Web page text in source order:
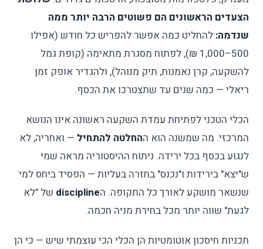
הצעדים הראשונים הם פשוטים הרבה יותר ממה
שנדמה: להחליט כמה אפשר להפריש כל חודש (אפילו
500–1,000 ₪), לפתוח מסגרת מתאימה (קופת גמל
להשקעה, קרן נאמנות, תיק מנוהל), ולהגדיר אופק זמן
ריאלי — כמה שנים עד שתצטרכו את הכסף.
הכלי הטכני לפתיחת עמדת השקעה ראשונה אינו הנושא
המרכזי. מה שמשנה הוא ההחלטה להתחיל — ואחריה, לא
לנגוע בכסף בכל ירידה. ניתוח ההיסטוריה מראה שמי
ש"יצא" בירידות ו"נכנס" בחזרה בעליות — הפסיד ביחס למי
שנשאר מושקע לאורך כל התקופה. הdiscipline של "לא
לגעת" שווה יותר מכל בחירת מניה חכמה.
תכניות חיסכון אוטומטיות הן הכלי הכי עוצמתי שיש — כי הן